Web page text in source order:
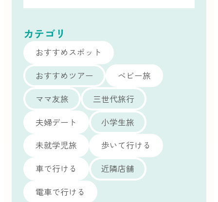
カテゴリ
おすすめスポット
おすすめツアー
ベビー旅
ママ友旅
三世代旅行
夫婦デート
小学生旅
未就学児旅
歩いて行ける
車で行ける
近隣店舗
電車で行ける